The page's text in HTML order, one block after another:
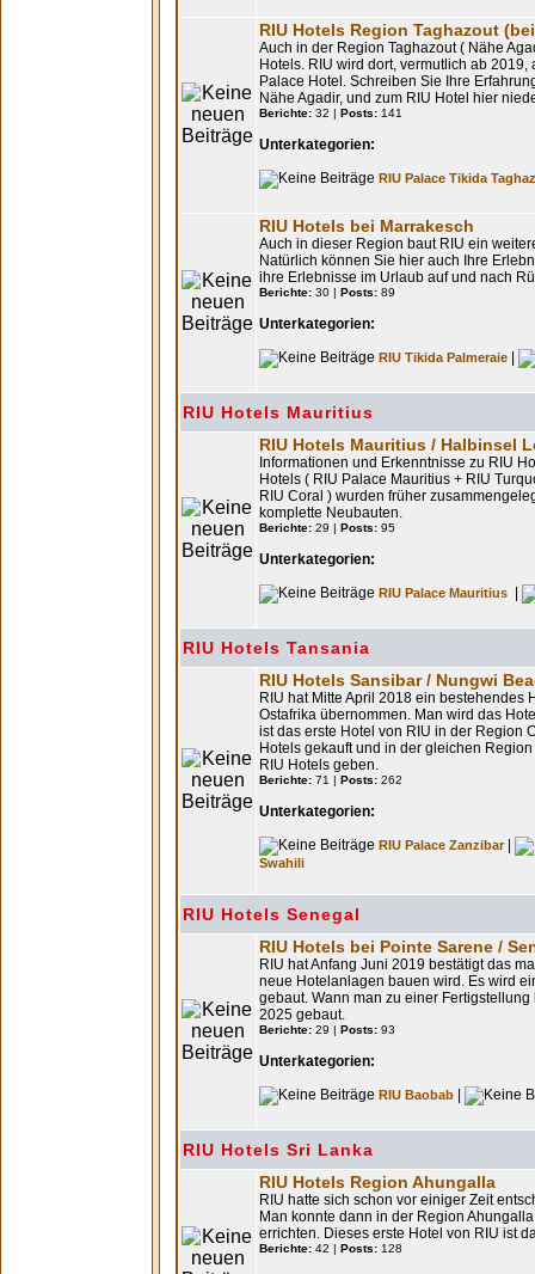
RIU Hotels Region Taghazout
Auch in der Region Taghazout ( Nähe
Hotels. RIU wird dort, vermutlich ab
Palace Hotel. Schreiben Sie Ihre
Nähe Agadir, und zum RIU Hotel hier
Berichte: 32 | Posts: 141
Unterkategorien:
RIU Palace Tikida
RIU Hotels bei Marrakesch
Auch in dieser Region baut RIU ein
Natürlich können Sie hier auch Ihre
ihre Erlebnisse im Urlaub auf und nach
Berichte: 30 | Posts: 89
Unterkategorien:
RIU Tikida Palmeraie
RIU Hotels Mauritius
RIU Hotels Mauritius / Halbinsel
Informationen und Erkenntnisse zu RIU
Hotels ( RIU Palace Mauritius + RIU
RIU Coral ) wurden früher
komplette Neubauten.
Berichte: 29 | Posts: 95
Unterkategorien:
RIU Palace Mauritius
RIU Hotels Tansania
RIU Hotels Sansibar / Nungwi
RIU hat Mitte April 2018 ein bestehendes
Ostafrika übernommen. Man wird das
ist das erste Hotel von RIU in der Region
Hotels gekauft und in der gleichen
RIU Hotels geben.
Berichte: 71 | Posts: 262
Unterkategorien:
RIU Palace Zanzibar|
Swahili
RIU Hotels Senegal
RIU Hotels bei Pointe Sarene /
RIU hat Anfang Juni 2019 bestätigt das
neue Hotelanlagen bauen wird. Es wird
gebaut. Wann man zu einer
2025 gebaut.
Berichte: 29 | Posts: 93
Unterkategorien:
RIU Baobab
RIU Hotels Sri Lanka
RIU Hotels Region Ahungalla
RIU hatte sich schon vor einiger Zeit
Man konnte dann in der Region
errichten. Dieses erste Hotel von RIU ist
Berichte: 42 | Posts: 128